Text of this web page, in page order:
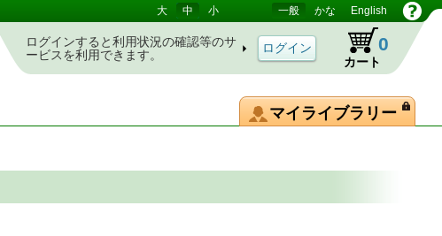
大 中 小 一般 かな English
ログインすると利用状況の確認等のサ
ービスを利用できます。
カート
0
マイライブラリー